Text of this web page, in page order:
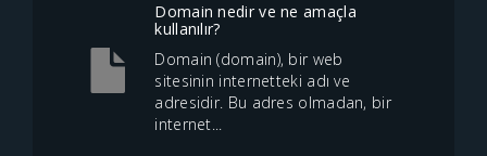
Domain nedir ve ne amaçla
kullanılır?
Domain (domain), bir web
sitesinin internetteki adı ve
adresidir. Bu adres olmadan, bir
internet...